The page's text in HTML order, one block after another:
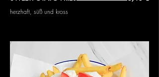
herzhaft, süß und kross